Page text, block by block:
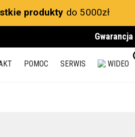
produkty do 5000zł
POMOC SERWIS WIDEO